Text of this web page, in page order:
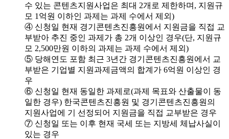
수 있는 콘텐츠지원사업은 최대 2개로 제한하며, 지원규
모 1억원 이하인 과제는 과제 수에서 제외)
④ 신청일 현재 경기콘텐츠진흥원에서 지원금을 직접 교
부받아 추진 중인 과제가 총 2개 이상인 경우(단, 지원규
모 2,500만원 이하의 과제는 과제 수에서 제외)
⑤ 당해연도 포함 최근 3년간 경기콘텐츠진흥원에서 교
부받은 기업별 지원과제금액의 합계가 6억원 이상인 경
우
⑥ 신청일 현재 동일한 과제로(과제 목표와 산출물이 동
일한 경우) 한국콘텐츠진흥원 및 경기콘텐츠진흥원의
지원사업에 기 선정되어 지원금을 직접 교부받은 경우
⑦ 신청일 또는 이후 현재 국세 또는 지방세 체납사실이
있는 경우